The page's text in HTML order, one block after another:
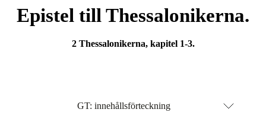
Epistel till Thessalonikerna.
2 Thessalonikerna, kapitel 1-3.
GT: innehållsförteckning